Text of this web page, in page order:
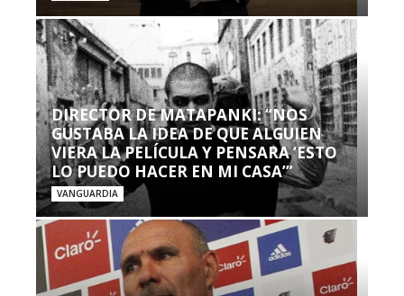
DIRECTOR DE MATAPANKI: “NOS
GUSTABA LA IDEA DE QUE ALGUIEN
VIERA LA PELÍCULA Y PENSARA ‘ESTO
LO PUEDO HACER EN MI CASA’”
VANGUARDIA